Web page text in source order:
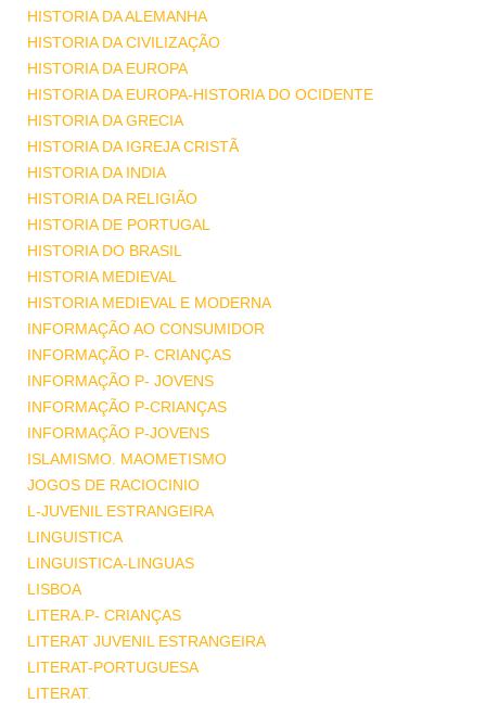
HISTORIA DA ALEMANHA
HISTORIA DA CIVILIZAÇÃO
HISTORIA DA EUROPA
HISTORIA DA EUROPA-HISTORIA DO OCIDENTE
HISTORIA DA GRECIA
HISTORIA DA IGREJA CRISTÃ
HISTORIA DA INDIA
HISTORIA DA RELIGIÃO
HISTORIA DE PORTUGAL
HISTORIA DO BRASIL
HISTORIA MEDIEVAL
HISTORIA MEDIEVAL E MODERNA
INFORMAÇÃO AO CONSUMIDOR
INFORMAÇÃO P- CRIANÇAS
INFORMAÇÃO P- JOVENS
INFORMAÇÃO P-CRIANÇAS
INFORMAÇÃO P-JOVENS
ISLAMISMO. MAOMETISMO
JOGOS DE RACIOCINIO
L-JUVENIL ESTRANGEIRA
LINGUISTICA
LINGUISTICA-LINGUAS
LISBOA
LITERA.P- CRIANÇAS
LITERAT JUVENIL ESTRANGEIRA
LITERAT-PORTUGUESA
LITERAT.